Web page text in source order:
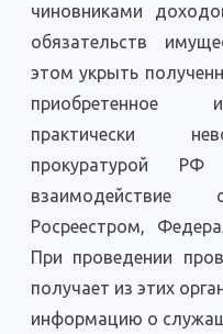
чиновниками
обязательств
этом укрыть
приобретенное
практически
прокуратурой РФ
взаимодействие
Росреестром,
При проведении
получает из этих
информацию о